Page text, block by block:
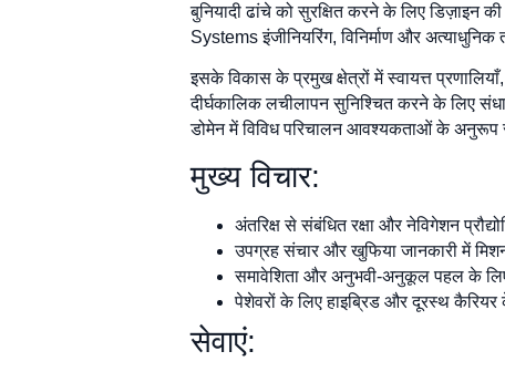
बुनियादी ढांचे को सुरक्षित करने के लिए डिज़ाइन
Systems इंजीनियरिंग, विनिर्माण और
इसके विकास के प्रमुख क्षेत्रों में स्वायत्त
दीर्घकालिक लचीलापन सुनिश्चित करने के लिए
डोमेन में विविध परिचालन आवश्यकताओं के अनुरूप
मुख्य विचार:
अंतरिक्ष से संबंधित रक्षा और नेविगेशन
उपग्रह संचार और खुफिया जानकारी में
समावेशिता और अनुभवी-अनुकूल पहल के लिए
पेशेवरों के लिए हाइब्रिड और दूरस्थ
सेवाएं: